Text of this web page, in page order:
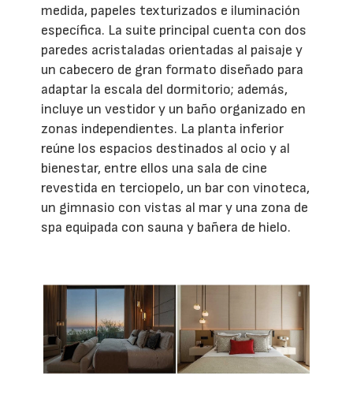
medida, papeles texturizados e iluminación
específica. La suite principal cuenta con dos
paredes acristaladas orientadas al paisaje y
un cabecero de gran formato diseñado para
adaptar la escala del dormitorio; además,
incluye un vestidor y un baño organizado en
zonas independientes. La planta inferior
reúne los espacios destinados al ocio y al
bienestar, entre ellos una sala de cine
revestida en terciopelo, un bar con vinoteca,
un gimnasio con vistas al mar y una zona de
spa equipada con sauna y bañera de hielo.